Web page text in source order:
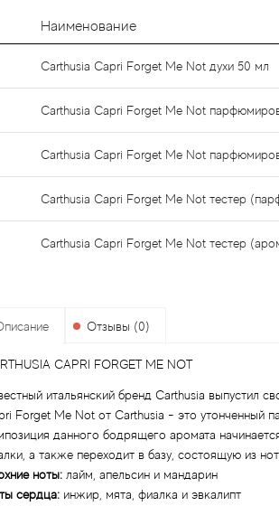
Наименование
Carthusia Capri Forget Me Not духи 50 мл
Carthusia Capri Forget Me Not
Carthusia Capri Forget Me Not
Carthusia Capri Forget Me Not тестер
Carthusia Capri Forget Me Not тестер
Отзывы (0)
CAPRI FORGET ME NOT
итальянский бренд Carthusia выпустил
Forget Me Not от Carthusia - это утонченный
данного бодрящего аромата
а также переходит в базу, состоящую из
ноты: лайм, апельсин и мандарин
сердца: инжир, мята, фиалка и эвкалипт